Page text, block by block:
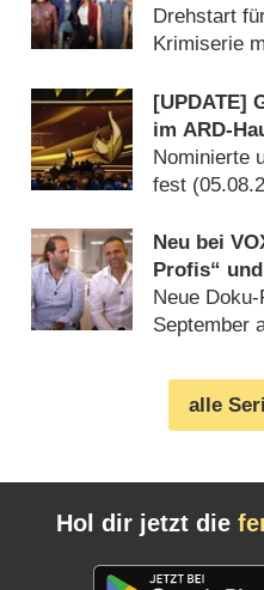
Arbeit
Drehstart
Krimiserie
[UPDATE]
im ARD-
Nominierte
fest
Neu bei
Profis“
Liebe“
Neue
September
alle
Hol dir jetzt die